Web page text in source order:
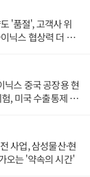
'품절', 고객사 위
닉스 협상력 더 키
스 중국 공장용 현
, 미국 수출통제 대
사업, 삼성물산·현
오는 '약속의 시간'